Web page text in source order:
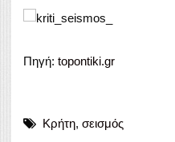
Πηγή: topontiki.gr
Κρήτη, σεισμός